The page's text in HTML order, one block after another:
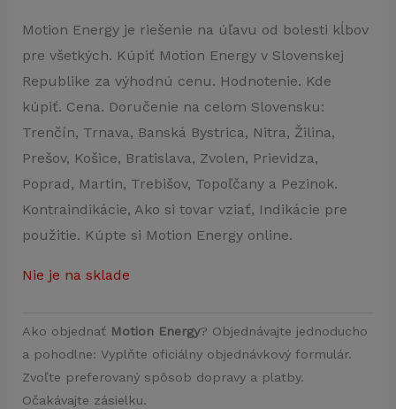
cena
bola:
70,00 €.
cena
je:
35,00 €.
Motion Energy je riešenie na úľavu od bolesti kĺbov
pre všetkých. Kúpiť Motion Energy v Slovenskej
Republike za výhodnú cenu. Hodnotenie. Kde
kúpiť. Cena. Doručenie na celom Slovensku:
Trenčín, Trnava, Banská Bystrica, Nitra, Žilina,
Prešov, Košice, Bratislava, Zvolen, Prievidza,
Poprad, Martin, Trebišov, Topoľčany a Pezinok.
Kontraindikácie, Ako si tovar vziať, Indikácie pre
použitie. Kúpte si Motion Energy online.
Nie je na sklade
Ako objednať Motion Energy? Objednávajte jednoducho
a pohodlne: Vyplňte oficiálny objednávkový formulár.
Zvoľte preferovaný spôsob dopravy a platby.
Očakávajte zásielku.